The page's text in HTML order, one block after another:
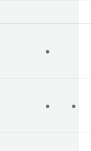
●
● ●